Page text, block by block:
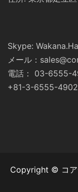
Skype:
メール：
電話： 03-6555-
+81-3-6555-
Copyright © コア